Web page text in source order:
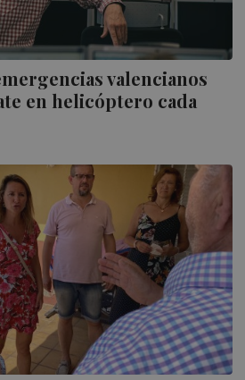
valencianos
en helicóptero cada